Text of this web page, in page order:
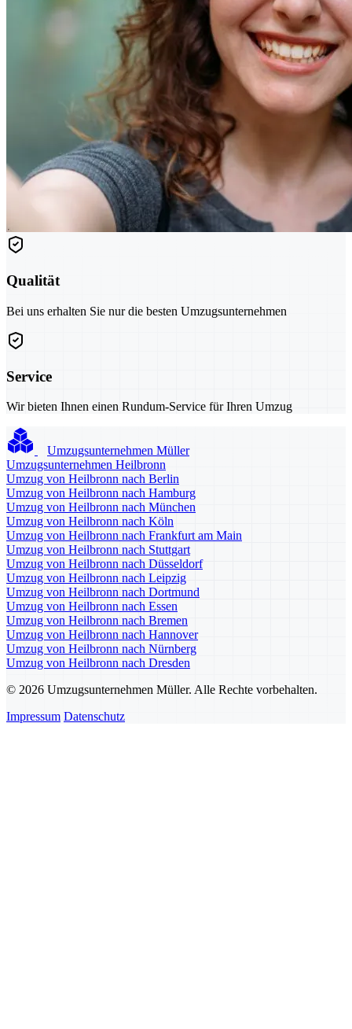
Qualität
Bei uns erhalten Sie nur die besten Umzugsunternehmen
Service
Wir bieten Ihnen einen Rundum-Service für Ihren Umzug
Umzugsunternehmen Müller
Umzugsunternehmen Heilbronn
Umzug von Heilbronn nach Berlin
Umzug von Heilbronn nach Hamburg
Umzug von Heilbronn nach München
Umzug von Heilbronn nach Köln
Umzug von Heilbronn nach Frankfurt am Main
Umzug von Heilbronn nach Stuttgart
Umzug von Heilbronn nach Düsseldorf
Umzug von Heilbronn nach Leipzig
Umzug von Heilbronn nach Dortmund
Umzug von Heilbronn nach Essen
Umzug von Heilbronn nach Bremen
Umzug von Heilbronn nach Hannover
Umzug von Heilbronn nach Nürnberg
Umzug von Heilbronn nach Dresden
© 2026 Umzugsunternehmen Müller. Alle Rechte vorbehalten.
Impressum Datenschutz